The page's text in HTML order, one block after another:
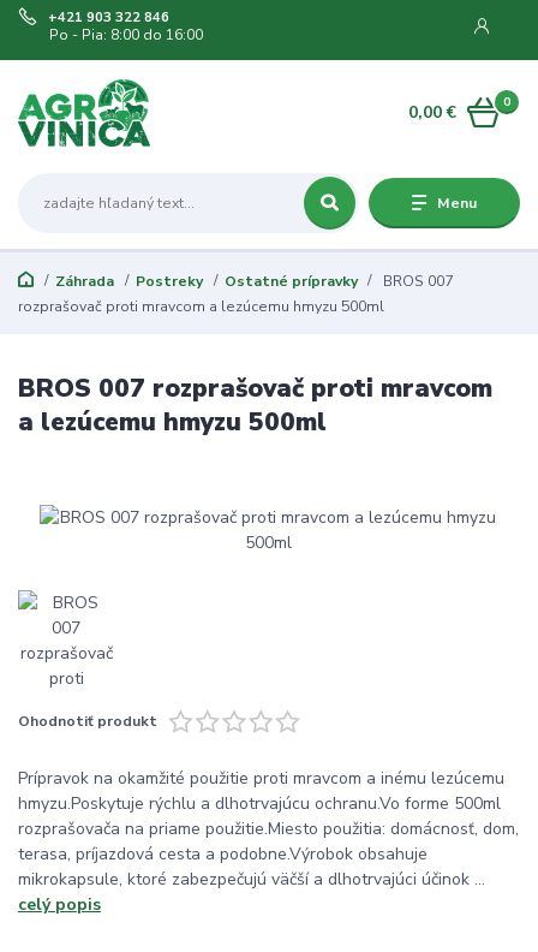
Menu
+421 903 322 846
Po - Pia: 8:00 do 16:00
0
0,00 €
Záhrada Postreky Ostatné prípravky
BROS 007
rozprašovač proti mravcom a lezúcemu hmyzu 500ml
BROS 007 rozprašovač proti mravcom
a lezúcemu hmyzu 500ml
Ohodnotiť produkt
Prípravok na okamžité použitie proti mravcom a inému lezúcemu
hmyzu.Poskytuje rýchlu a dlhotrvajúcu ochranu.Vo forme 500ml
rozprašovača na priame použitie.Miesto použitia: domácnosť, dom,
terasa, príjazdová cesta a podobne.Výrobok obsahuje
mikrokapsule, ktoré zabezpečujú väčší a dlhotrvajúci účinok ...
celý popis